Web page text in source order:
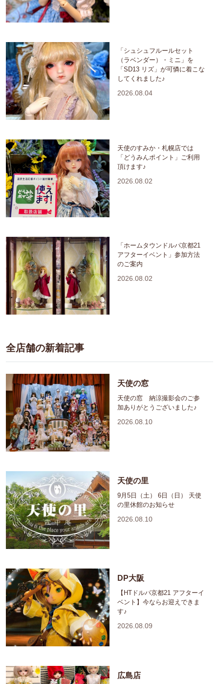
「シュシュフルールセット
（ラベンダー）・ミニ」を
「SD13 リズ」が可憐に着こな
してくれました♪
2026.08.04
天使のすみか・札幌店では
「どうみんポイント」ご利用
頂けます♪
2026.08.02
「ホームタウンドルパ京都21
アフターイベント」参加方法
のご案内
2026.08.02
全店舗の新着記事
天使の窓
天使の窓 納涼撮影会のご参
加ありがとうございました♪
2026.08.10
天使の里
9月5日（土） 6日（日） 天使
の里休館のお知らせ
2026.08.10
DP大阪
【HTドルパ京都21 アフターイ
ベント】今ならお迎えできま
す♪
2026.08.09
広島店